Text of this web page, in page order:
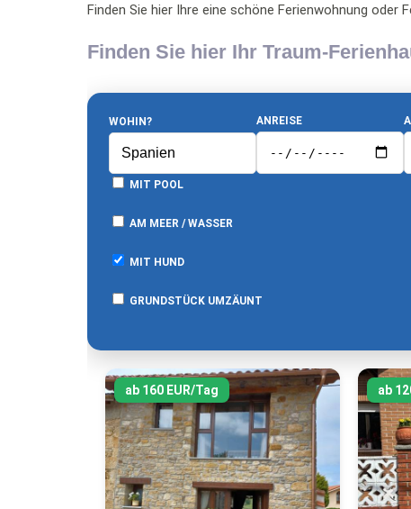
Finden Sie hier Ihre eine schöne Ferienwohnung oder
Finden Sie hier Ihr Traum-
WOHIN? ANREISE
MIT POOL
AM MEER / WASSER
MIT HUND
GRUNDSTÜCK UMZÄUNT
ab 160 EUR/Tag ab